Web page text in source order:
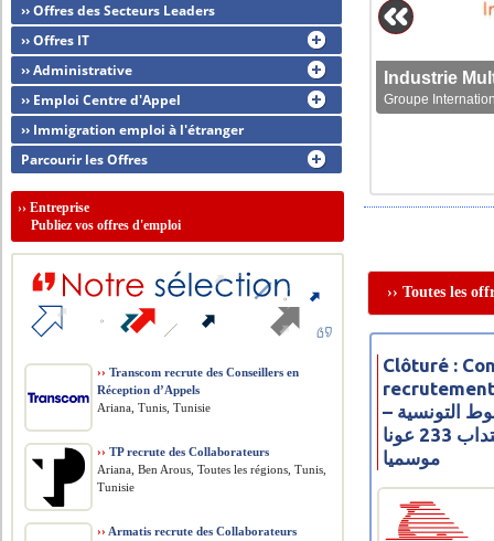
Groupe
›› Toutes les
Clôturé :
– مناظرة شركة الخطوط التونسية
للخدمات الأرضية لانتداب 233 عونا
موسميا
›› Offres des Secteurs Leaders
›› Offres IT
›› Administrative
›› Emploi Centre d'Appel
›› Immigration emploi à l'étranger
Parcourir les Offres
››Entreprise
Publiez vos offres d'emploi
›› Transcom recrute des Conseillers en
Réception d’Appels
Ariana, Tunis, Tunisie
›› TP recrute des Collaborateurs
Ariana, Ben Arous, Toutes les régions, Tunis,
Tunisie
›› Armatis recrute des Collaborateurs